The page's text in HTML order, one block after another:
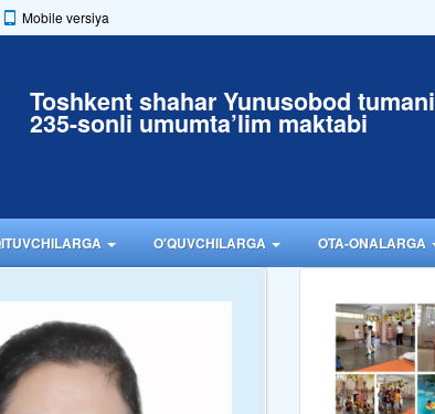
Mobile versiya
Toshkent shahar Yunusobod tumani
235-sonli umumta’lim maktabi
O'QUVCHILARGA OTA-ONALARGA